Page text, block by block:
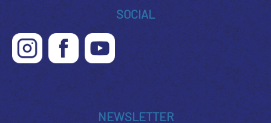
SOCIAL
NEWSLETTER